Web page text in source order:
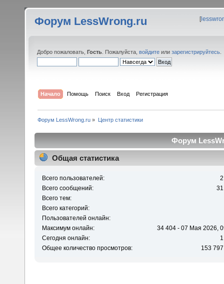
Форум LessWrong.ru [
Добро пожаловать, Гость . Пожалуйста, войдите или зарегистрируйтесь
Начало Помощь Поиск Вход Регистрация
Форум LessWrong.ru » Центр статистики
Форум
Общая статистика
Всего пользователей:
Всего сообщений:
Всего тем:
Всего категорий:
Пользователей онлайн:
Максимум онлайн:
34 404 - 07 Мая 2026,
Сегодня онлайн:
Общее количество просмотров:
153